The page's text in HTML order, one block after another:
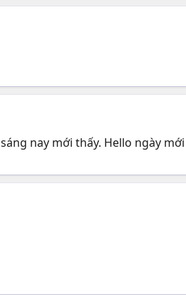
sáng nay mới thấy. Hello ngày